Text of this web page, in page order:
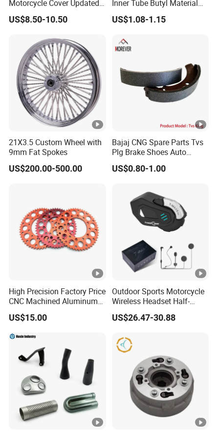
Motorcycle Cover Updated
Silver Coating Waterproof
Sun Dust Protection
US$8.50-10.50
Inner Tube Butyl Material
Tr4 Valve 77mm
Width/Basic Customization
Customization
US$1.08-1.15
21X3.5 Custom Wheel with
9mm Fat Spokes
US$200.00-500.00
Bajaj CNG Spare Parts Tvs
Plg Brake Shoes Auto
Rickshaw Motorcycle Parts
US$0.80-1.00
High Precision Factory Price
CNC Machined Aluminum
Motorcycle Sprocket
US$15.00
Outdoor Sports Motorcycle
Wireless Headset Half-
Duplex Intercom 1000m
Waterproof Motorcycle
US$26.47-30.88